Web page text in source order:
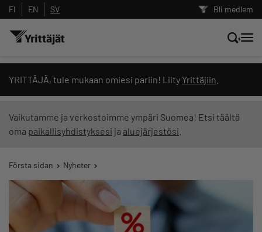
Bli medlem
FI EN SV
YRITTÄJÄ, tule mukaan omiesi pariin! Liity Yrittäjiin
Vaikutamme ja verkostoimme ympäri Suomea! Etsi täältä
oma paikallisyhdistyksesi ja aluejärjestösi
Första sidan Nyheter
Sök nyheter, innehåll och utbildningar